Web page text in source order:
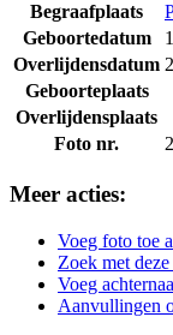
Begraafplaats
Geboortedatum
Overlijdensdatum
Geboorteplaats
Overlijdensplaats
Foto nr.
Meer acties:
Voeg foto toe
Zoek met
Voeg
Aanvullingen